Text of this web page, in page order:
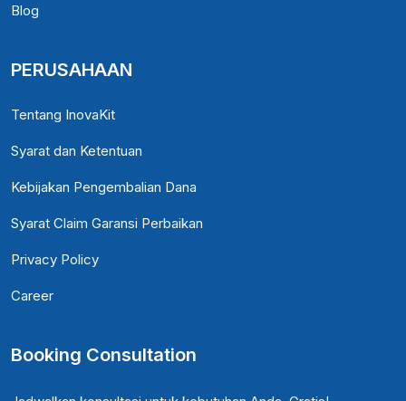
Blog
PERUSAHAAN
Tentang InovaKit
Syarat dan Ketentuan
Kebijakan Pengembalian Dana
Syarat Claim Garansi Perbaikan
Privacy Policy
Career
Booking Consultation